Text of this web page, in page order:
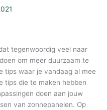
tegenwoordig veel naar
om meer duurzaam te
tips waar je vandaag al mee
tips die te maken hebben
doen aan jouw
van zonnepanelen. Op